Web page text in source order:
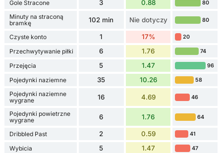
Gole Stracone 3 0.88 80
Minuty na straconą
bramkę
102 min Nie dotyczy 80
Czyste konto 1 17% 20
Przechwytywanie piłki 6 1.76 74
Przejęcia 5 1.47 96
Pojedynki naziemne 35 10.26 58
Pojedynki naziemne
wygrane
16 4.69 46
Pojedynki powietrzne
wygrane
6 1.76 64
Dribbled Past 2 0.59 41
Wybicia 5 1.47 47